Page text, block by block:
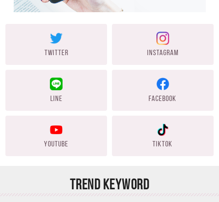
TWITTER INSTAGRAM
LINE FACEBOOK
YOUTUBE TIKTOK
TREND KEYWORD